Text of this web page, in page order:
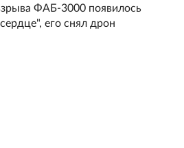
ФАБ-3000 появилось
его снял дрон